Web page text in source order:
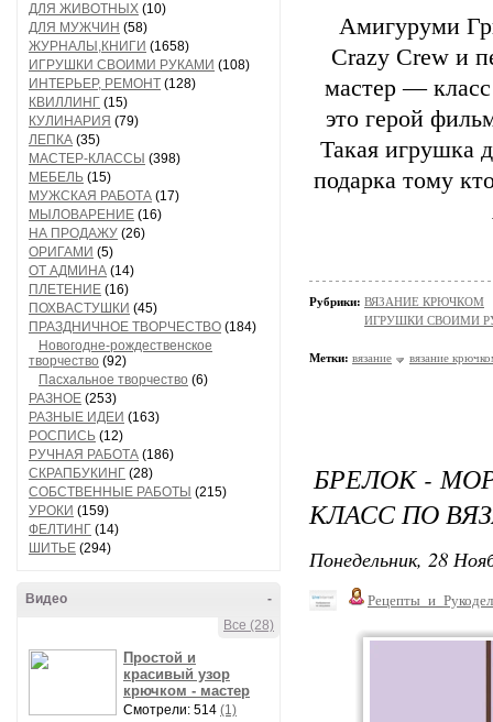
ДЛЯ ЖИВОТНЫХ (10)
ДЛЯ МУЖЧИН (58)
ЖУРНАЛЫ,КНИГИ (1658)
ИГРУШКИ СВОИМИ РУКАМИ (108)
ИНТЕРЬЕР, РЕМОНТ (128)
КВИЛЛИНГ (15)
КУЛИНАРИЯ (79)
ЛЕПКА (35)
МАСТЕР-КЛАССЫ (398)
МЕБЕЛЬ (15)
МУЖСКАЯ РАБОТА (17)
МЫЛОВАРЕНИЕ (16)
НА ПРОДАЖУ (26)
ОРИГАМИ (5)
ОТ АДМИНА (14)
ПЛЕТЕНИЕ (16)
ПОХВАСТУШКИ (45)
ПРАЗДНИЧНОЕ ТВОРЧЕСТВО (184)
Новогодне-рождественское
творчество (92)
Пасхальное творчество (6)
РАЗНОЕ (253)
РАЗНЫЕ ИДЕИ (163)
РОСПИСЬ (12)
РУЧНАЯ РАБОТА (186)
СКРАПБУКИНГ (28)
СОБСТВЕННЫЕ РАБОТЫ (215)
УРОКИ (159)
ФЕЛТИНГ (14)
ШИТЬЕ (294)
-
Видео
Все (28)
Простой и
красивый узор
крючком - мастер
Смотрели: 514 (1)
Амигуруми
Crazy Crew и
мастер —
это герой
Такая игрушка
подарка тому
Рубрики: ВЯЗАНИЕ КРЮЧКОМ
ИГРУШКИ СВОИМИ
Метки: вязание вязание
БРЕЛОК -
КЛАСС ПО
Понедельник, 28